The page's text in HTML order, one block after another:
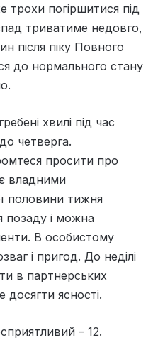
трохи погіршитися під
триватиме недовго,
після піку Повного
до нормального стану
хвилi пiд час
четверга.
просити про
владними
половини тижня
позаду i можна
В особистому
i пригод. До недiлi
в партнерських
досягти ясностi.
– 12.